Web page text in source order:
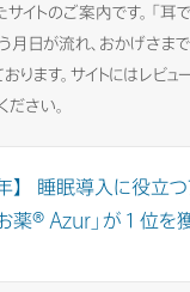
イトのご案内です。「耳
月日が流れ、おかげさま
ります。サイトにはレビュ
ださい。
】 睡眠導入に役立つ
薬® Azur」が１位を